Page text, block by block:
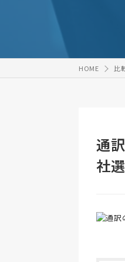
HOME 比
通
社